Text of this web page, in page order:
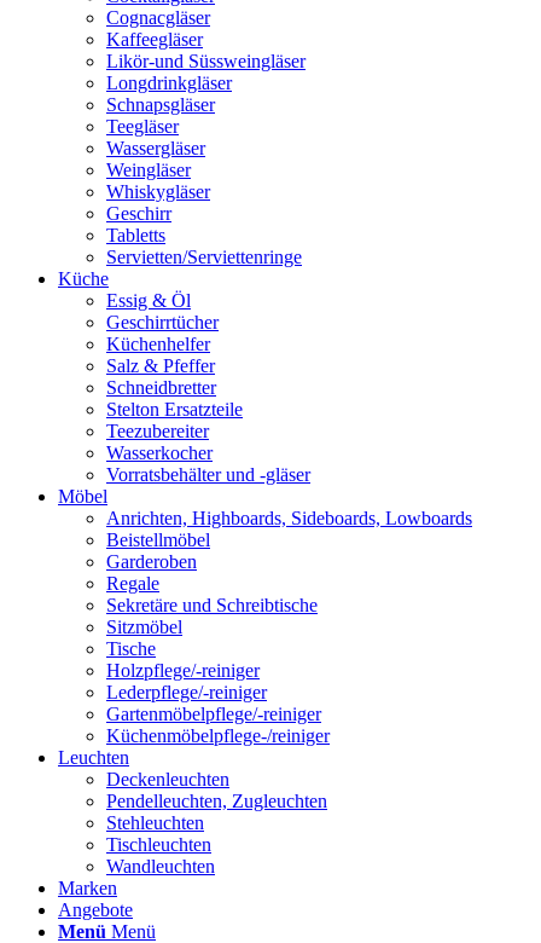
Cognacgläser
Kaffeegläser
Likör-und Süssweingläser
Longdrinkgläser
Schnapsgläser
Teegläser
Wassergläser
Weingläser
Whiskygläser
Geschirr
Tabletts
Servietten/Serviettenringe
Küche
Essig & Öl
Geschirrtücher
Küchenhelfer
Salz & Pfeffer
Schneidbretter
Stelton Ersatzteile
Teezubereiter
Wasserkocher
Vorratsbehälter und -gläser
Möbel
Anrichten, Highboards, Sideboards, Lowboards
Beistellmöbel
Garderoben
Regale
Sekretäre und Schreibtische
Sitzmöbel
Tische
Holzpflege/-reiniger
Lederpflege/-reiniger
Gartenmöbelpflege/-reiniger
Küchenmöbelpflege-/reiniger
Leuchten
Deckenleuchten
Pendelleuchten, Zugleuchten
Stehleuchten
Tischleuchten
Wandleuchten
Marken
Angebote
Menü Menü